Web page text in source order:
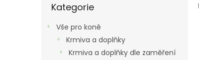
kategorie
Kategorie
Vše pro koně
Krmiva a doplňky
Krmiva a doplňky dle zaměření